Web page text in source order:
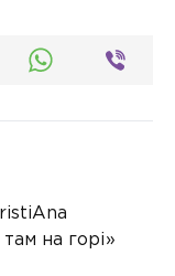
на горі»